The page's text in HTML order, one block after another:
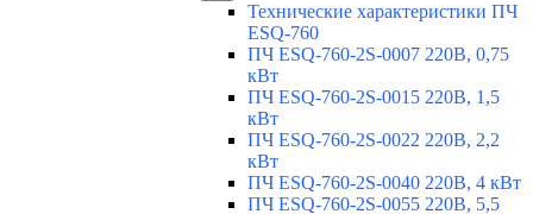
Технические характеристики ПЧ
ESQ-760
ПЧ ESQ-760-2S-0007 220В, 0,75
кВт
ПЧ ESQ-760-2S-0015 220В, 1,5
кВт
ПЧ ESQ-760-2S-0022 220В, 2,2
кВт
ПЧ ESQ-760-2S-0040 220В, 4 кВт
ПЧ ESQ-760-2S-0055 220В, 5,5